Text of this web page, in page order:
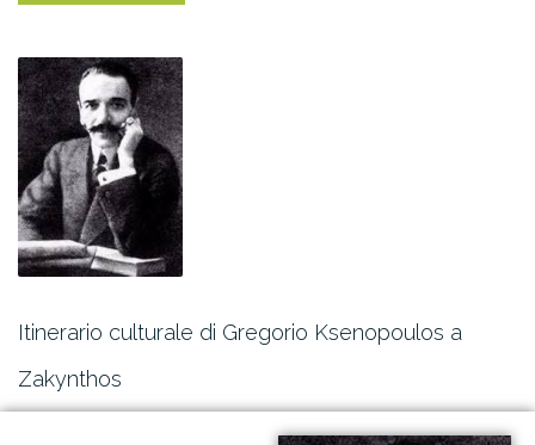
Itinerario culturale di Gregorio Ksenopoulos a
Zakynthos